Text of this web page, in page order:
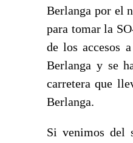
Berlanga por el
para tomar la
de los accesos
Berlanga y se
carretera que
Berlanga.
Si venimos del